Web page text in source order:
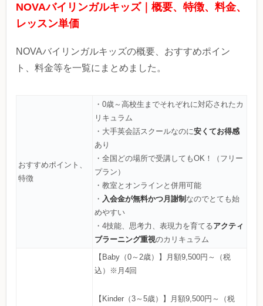
NOVAバイリンガルキッズ｜概要、特徴、料金、
レッスン単価
NOVAバイリンガルキッズの概要、おすすめポイン
ト、料金等を一覧にまとめました。
おすすめポイント、
特徴
・0歳～高校生までそれぞれに対応されたカ
リキュラム
・大手英会話スクールなのに安くてお得感
あり
・全国どの場所で受講してもOK！（フリー
プラン）
・教室とオンラインと併用可能
・ 入会金が無料かつ月謝制なのでとても始
めやすい
・4技能、思考力、表現力を育てるアクティ
ブラーニング重視のカリキュラム
【Baby（0～2歳）】月額9,500円～（税
込）※月4回
【Kinder（3～5歳）】月額9,500円～（税